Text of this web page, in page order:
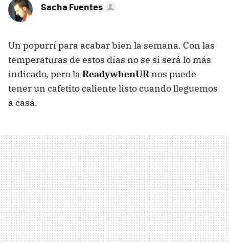
Sacha Fuentes
Un popurrí para acabar bien la semana. Con las
temperaturas de estos días no se si será lo más
indicado, pero la ReadywhenUR nos puede
tener un cafetito caliente listo cuando lleguemos
a casa.